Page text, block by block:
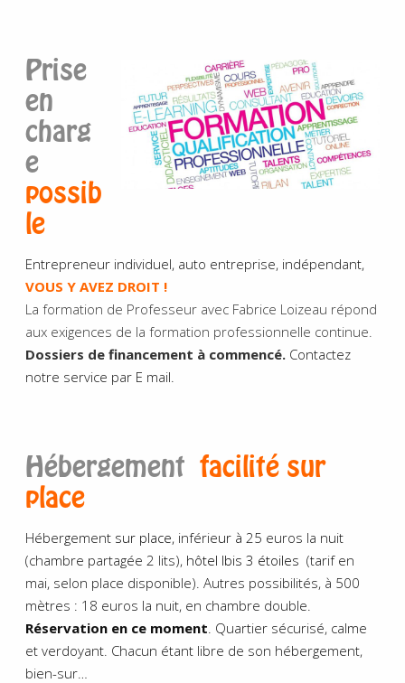
Prise
en
charg
e
possib
le
Entrepreneur individuel, auto entreprise, indépendant,
VOUS Y AVEZ DROIT !
La formation de Professeur avec Fabrice Loizeau répond
aux exigences de la formation professionnelle continue.
Dossiers de financement à commencé. Contactez
notre service par E mail.
Hébergement facilité sur
place
Hébergement sur place, inférieur à 25 euros la nuit
(chambre partagée 2 lits), hôtel Ibis 3 étoiles (tarif en
mai, selon place disponible). Autres possibilités, à 500
mètres : 18 euros la nuit, en chambre double.
Réservation en ce moment . Quartier sécurisé, calme
et verdoyant. Chacun étant libre de son hébergement,
bien-sur…